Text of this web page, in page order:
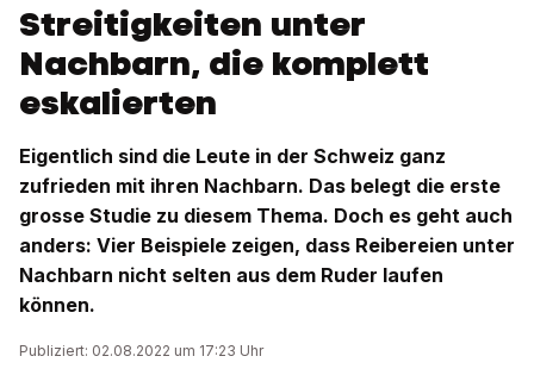
Streitigkeiten unter
Nachbarn, die komplett
eskalierten
Eigentlich sind die Leute in der Schweiz ganz
zufrieden mit ihren Nachbarn. Das belegt die erste
grosse Studie zu diesem Thema. Doch es geht auch
anders: Vier Beispiele zeigen, dass Reibereien unter
Nachbarn nicht selten aus dem Ruder laufen
können.
Publiziert: 02.08.2022 um 17:23 Uhr